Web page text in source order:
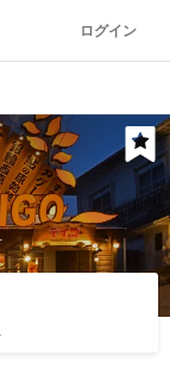
ログイン